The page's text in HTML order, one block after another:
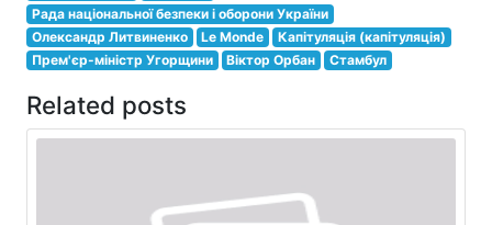
Рада національної безпеки і оборони України
Олександр Литвиненко
Le Monde
Капітуляція (капітуляція)
Прем'єр-міністр Угорщини
Віктор Орбан Стамбул
Related posts